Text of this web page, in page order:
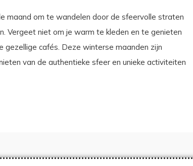
maand om te wandelen door de sfeervolle straten
Vergeet niet om je warm te kleden en te genieten
gezellige cafés. Deze winterse maanden zijn
van de authentieke sfeer en unieke activiteiten